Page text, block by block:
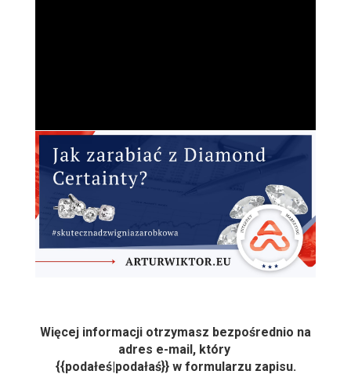
Więcej informacji otrzymasz bezpośrednio na
adres e-mail, który
{{podałeś|podałaś}} w formularzu zapisu.